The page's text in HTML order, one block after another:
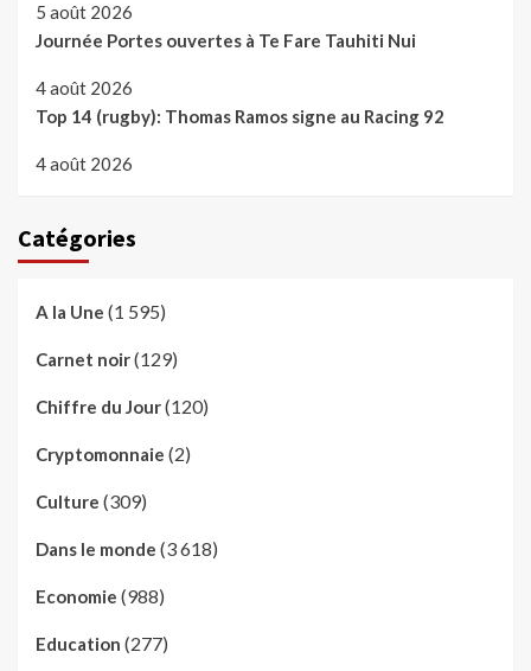
5 août 2026
Journée Portes ouvertes à Te Fare Tauhiti Nui
4 août 2026
Top 14 (rugby): Thomas Ramos signe au Racing 92
4 août 2026
Catégories
A la Une (1 595)
Carnet noir(129)
Chiffre du Jour(120)
Cryptomonnaie (2)
Culture (309)
Dans le monde (3 618)
Economie (988)
Education (277)